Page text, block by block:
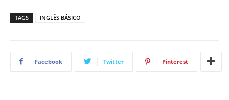
TAGS INGLÊS BÁSICO
Facebook Twitter Pinterest